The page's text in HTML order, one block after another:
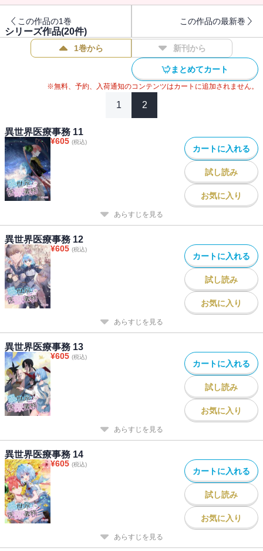
この作品の1巻 この作品の最新巻
シリーズ作品(20件)
1巻から 新刊から
まとめてカート
※無料、予約、入荷通知のコンテンツはカートに追加されません。
1 2
異世界医療事務 11
¥605 (税込)
カートに入れる
試し読み
お気に入り
あらすじを見る
異世界医療事務 12
¥605 (税込)
カートに入れる
試し読み
お気に入り
あらすじを見る
異世界医療事務 13
¥605 (税込)
カートに入れる
試し読み
お気に入り
あらすじを見る
異世界医療事務 14
¥605 (税込)
カートに入れる
試し読み
お気に入り
あらすじを見る